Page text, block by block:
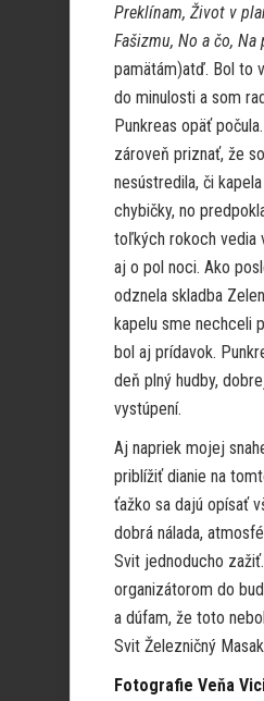
Preklínam, Život v
Fašizmu, No a čo, Na
pamätám)atď. Bol to
do minulosti a som
Punkreas opäť
zároveň priznať, že
nesústredila, či
chybičky, no
toľkých rokoch vedia
aj o pol noci. Ako
odznela skladba
kapelu sme nechceli
bol aj prídavok.
deň plný hudby,
vystúpení.
Aj napriek mojej
priblížiť dianie na
ťažko sa dajú opísať
dobrá nálada,
Svit jednoducho
organizátorom do
a dúfam, že toto
Svit Železničný
Fotografie Veňa